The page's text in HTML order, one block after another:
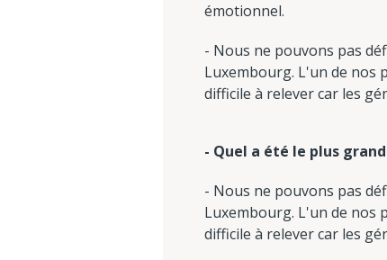
émotionnel.
- Nous ne pouvons pas
Luxembourg. L'un de nos
difficile à relever car les
- Quel a été le plus
- Nous ne pouvons pas
Luxembourg. L'un de nos
difficile à relever car les